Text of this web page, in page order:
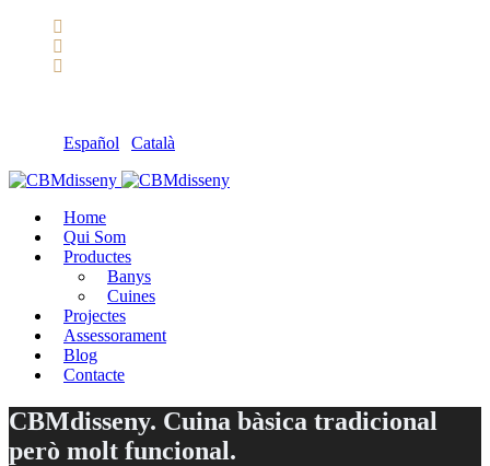
Español Català
Home
Qui Som
Productes
Banys
Cuines
Projectes
Assessorament
Blog
Contacte
CBMdisseny. Cuina bàsica tradicional
però molt funcional.